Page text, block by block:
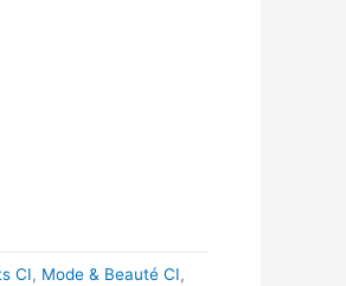
CI, Mode & Beauté CI,